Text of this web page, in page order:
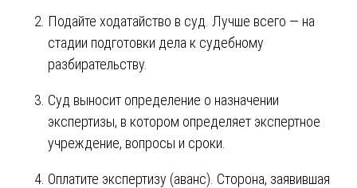
Подайте ходатайство в суд. Лучше всего — на
стадии подготовки дела к судебному
разбирательству.
Суд выносит определение о назначении
экспертизы, в котором определяет экспертное
учреждение, вопросы и сроки.
Оплатите экспертизу (аванс). Сторона, заявившая